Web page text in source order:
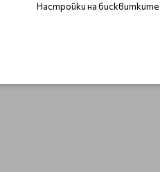
За по-интензивен
Настройки на бисквитките